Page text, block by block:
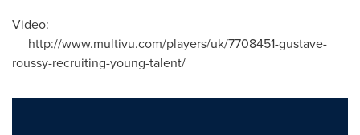
Video:
http://www.multivu.com/players/uk/7708451-gustave-
roussy-recruiting-young-talent/